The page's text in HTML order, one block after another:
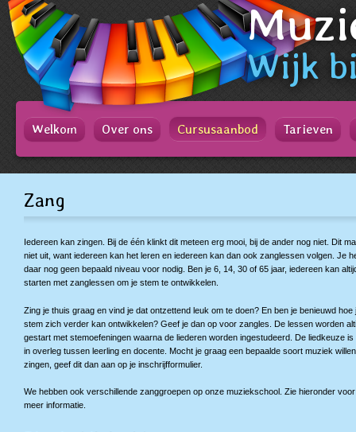
Spring
naar
Spring
naar
de
inhoud
Spring
naar
hoofdmenu
Wijk
Zang
Iedereen kan zingen. Bij de één klinkt dit meteen erg mooi, bij de ander nog niet. Dit
niet uit, want iedereen kan het leren en iedereen kan dan ook zanglessen volgen. Je
daar nog geen bepaald niveau voor nodig. Ben je 6, 14, 30 of 65 jaar, iedereen kan
starten met zanglessen om je stem te ontwikkelen.
Zing je thuis graag en vind je dat ontzettend leuk om te doen? En ben je benieuwd hoe
stem zich verder kan ontwikkelen? Geef je dan op voor zangles. De lessen worden
gestart met stemoefeningen waarna de liederen worden ingestudeerd. De liedkeuze is
in overleg tussen leerling en docente. Mocht je graag een bepaalde soort muziek willen
zingen, geef dit dan aan op je inschrijfformulier.
We hebben ook verschillende zanggroepen op onze muziekschool. Zie hieronder voor
meer informatie.
Welkom Over ons Cursusaanbod Tarieven